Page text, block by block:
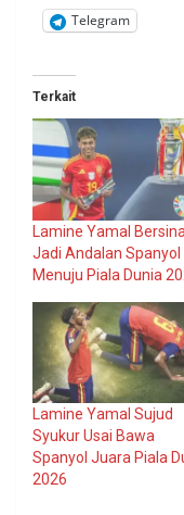
Telegram
Terkait
Lamine Yamal
Jadi Andalan Spanyol
Menuju Piala Dunia
Lamine Yamal Sujud
Syukur Usai Bawa
Spanyol Juara Piala
2026